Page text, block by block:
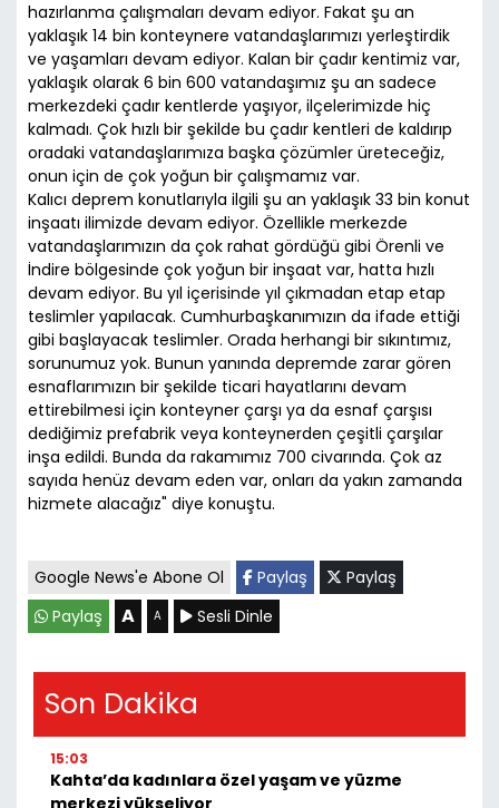
hazırlanma çalışmaları devam ediyor. Fakat şu an
yaklaşık 14 bin konteynere vatandaşlarımızı yerleştirdik
ve yaşamları devam ediyor. Kalan bir çadır kentimiz var,
yaklaşık olarak 6 bin 600 vatandaşımız şu an sadece
merkezdeki çadır kentlerde yaşıyor, ilçelerimizde hiç
kalmadı. Çok hızlı bir şekilde bu çadır kentleri de kaldırıp
oradaki vatandaşlarımıza başka çözümler üreteceğiz,
onun için de çok yoğun bir çalışmamız var.
Kalıcı deprem konutlarıyla ilgili şu an yaklaşık 33 bin konut
inşaatı ilimizde devam ediyor. Özellikle merkezde
vatandaşlarımızın da çok rahat gördüğü gibi Örenli ve
İndire bölgesinde çok yoğun bir inşaat var, hatta hızlı
devam ediyor. Bu yıl içerisinde yıl çıkmadan etap etap
teslimler yapılacak. Cumhurbaşkanımızın da ifade ettiği
gibi başlayacak teslimler. Orada herhangi bir sıkıntımız,
sorunumuz yok. Bunun yanında depremde zarar gören
esnaflarımızın bir şekilde ticari hayatlarını devam
ettirebilmesi için konteyner çarşı ya da esnaf çarşısı
dediğimiz prefabrik veya konteynerden çeşitli çarşılar
inşa edildi. Bunda da rakamımız 700 civarında. Çok az
sayıda henüz devam eden var, onları da yakın zamanda
hizmete alacağız" diye konuştu.
Google News'e Abone Ol Paylaş
Paylaş
Paylaş
A A Sesli Dinle
Son Dakika
15:03
Kahta’da kadınlara özel yaşam ve yüzme
merkezi yükseliyor